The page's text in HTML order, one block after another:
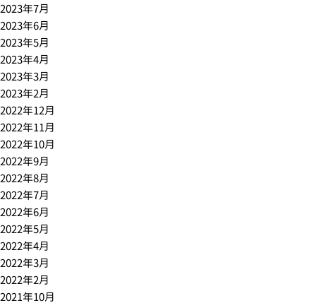
2023年7月
2023年6月
2023年5月
2023年4月
2023年3月
2023年2月
2022年12月
2022年11月
2022年10月
2022年9月
2022年8月
2022年7月
2022年6月
2022年5月
2022年4月
2022年3月
2022年2月
2021年10月